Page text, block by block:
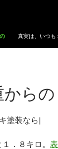
真実は、いつも
からの
塗装なら|
．８キロ。